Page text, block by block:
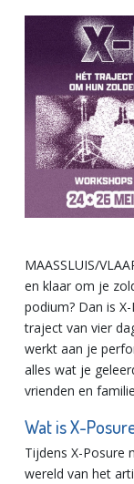
MAASSLUIS/
en klaar om je
podium? Dan is
traject van vier
werkt aan je
alles wat je
vrienden en
Wat is X-
Tijdens X-Posure
wereld van het